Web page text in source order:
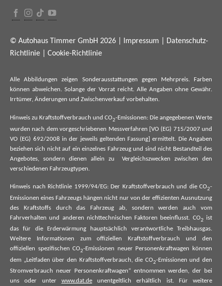
© Autohaus Timmer GmbH 2026 | Impressum
Datenschutz-
Richtlinie
Cookie-Richtlinie
Alle Abbildungen zeigen Sonderausstattungen gegen Mehrpreis. Farben
können abweichen. Solange der Vorrat reicht. Alle Angaben ohne Gewähr.
Irrtümer, Änderungen und Zwischenverkauf vorbehalten.
Hinweis zu Kraftstoffverbrauch und CO2-Emissionen: Die angegebenen Werte
wurden nach dem vorgeschriebenen Messverfahren [VO (EG) 715/2007 und
VO (EG) 692/2008 in der jeweils geltenden Fassung] ermittelt. Die Angaben
beziehen sich nicht auf ein einzelnes Fahrzeug und sind nicht Bestandteil des
Angebotes, sondern dienen allein zu Vergleichszwecken zwischen den
verschiedenen Fahrzeugtypen.
Hinweis nach Richtlinie 1999/94/EG: Der Kraftstoffverbrauch und die CO2-
Emissionen eines Fahrzeugs hängen nicht nur von der effizienten Ausnutzung
des Kraftstoffs durch das Fahrzeug ab, sondern werden auch vom
Fahrverhalten und anderen nichttechnischen Faktoren beeinflusst. CO2 ist
das für die Erderwärmung hauptsächlich verantwortliche Treibhausgas.
Weitere Informationen zum offiziellen Kraftstoffverbrauch und den
offiziellen spezifischen CO2-Emissionen neuer Personenkraftwagen können
dem „Leitfaden über den Kraftstoffverbrauch, die CO2-Emissionen und den
Stromverbrauch neuer Personenkraftwagen“ entnommen werden, der bei
uns oder unter www.dat.deunentgeltlich erhältlich ist. Für weitere